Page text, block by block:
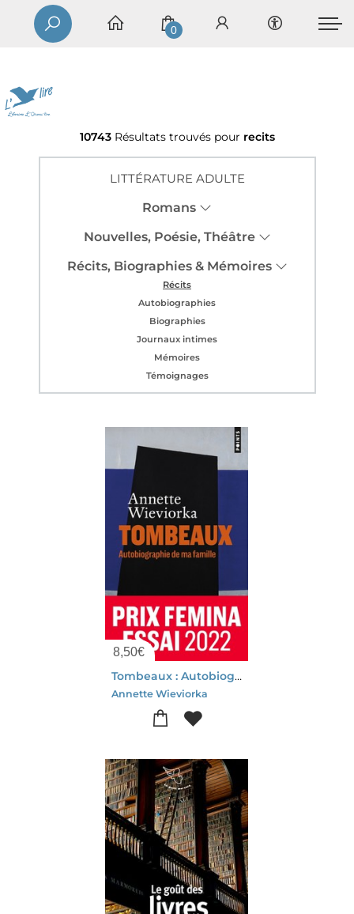
0
10743 Résultats trouvés pour recits
LITTÉRATURE ADULTE
Romans
Nouvelles, Poésie, Théâtre
Récits, Biographies & Mémoires
Récits
Autobiographies
Biographies
Journaux intimes
Mémoires
Témoignages
8,50€
Tombeaux : Autobiographie De Ma Famille
Annette Wieviorka